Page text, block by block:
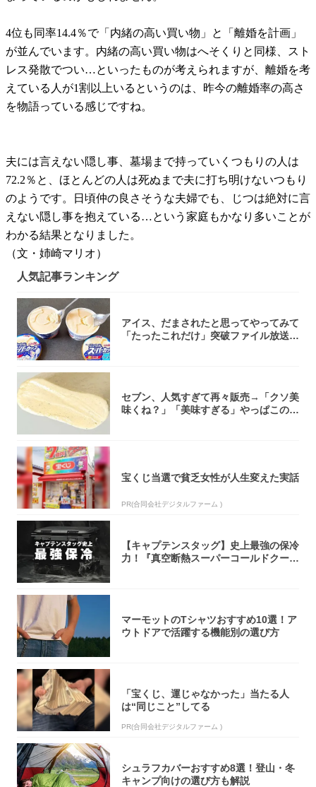
4位も同率14.4％で「内緒の高い買い物」と「離婚を計画」
が並んでいます。内緒の高い買い物はへそくりと同様、スト
レス発散でつい…といったものが考えられますが、離婚を考
えている人が1割以上いるというのは、昨今の離婚率の高さ
を物語っている感じですね。
夫には言えない隠し事、墓場まで持っていくつもりの人は
72.2％と、ほとんどの人は死ぬまで夫に打ち明けないつもり
のようです。日頃仲の良さそうな夫婦でも、じつは絶対に言
えない隠し事を抱えている…という家庭もかなり多いことが
わかる結果となりました。
（文・姉崎マリオ）
人気記事ランキング
アイス、だまされたと思ってやってみて
「たったこれだけ」突破ファイル放送で
セブン、人気すぎて再々販売→「クソ美
味くね？」「美味すぎる」やっぱこのク
宝くじ当選で貧乏女性が人生変えた実話
PR(合同会社デジタルファーム )
【キャプテンスタッグ】史上最強の保冷
力！『真空断熱スーパーコールドクーラ
マーモットのTシャツおすすめ10選！ア
ウトドアで活躍する機能別の選び方
「宝くじ、運じゃなかった」当たる人
は“同じこと”してる
PR(合同会社デジタルファーム )
シュラフカバーおすすめ8選！登山・冬
キャンプ向けの選び方も解説